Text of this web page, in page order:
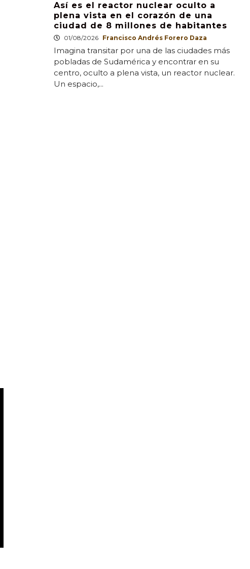
Así es el reactor nuclear oculto a
plena vista en el corazón de una
ciudad de 8 millones de habitantes
01/08/2026 Francisco Andrés Forero Daza
Imagina transitar por una de las ciudades más
pobladas de Sudamérica y encontrar en su
centro, oculto a plena vista, un reactor nuclear.
Un espacio,...